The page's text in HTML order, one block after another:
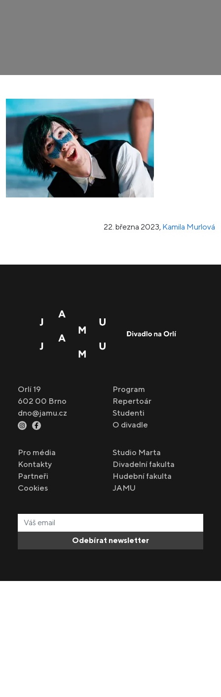
22. března 2023, Kamila Murlová
Orlí 19
602 00 Brno
dno@jamu.cz
Program
Repertoár
Studenti
O divadle
Pro média
Kontakty
Partneři
Cookies
Studio Marta
Divadelní fakulta
Hudební fakulta
JAMU